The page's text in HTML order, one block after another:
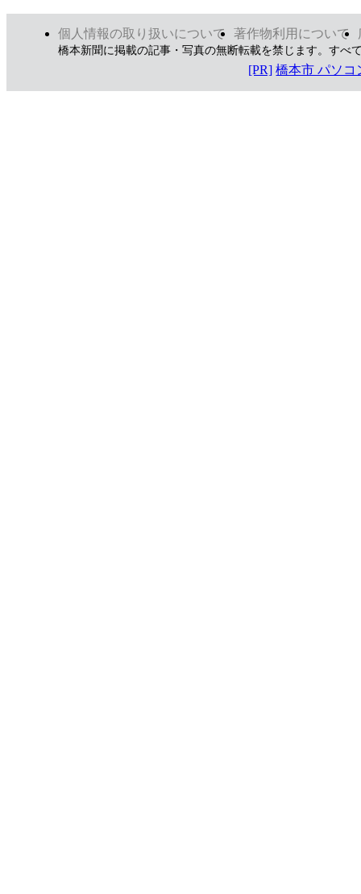
個人情報の取り扱いについて 著作物利用について
橋本新聞に掲載の記事・写真の無断転載を禁じます。すべ
[PR] 橋本市 パソ